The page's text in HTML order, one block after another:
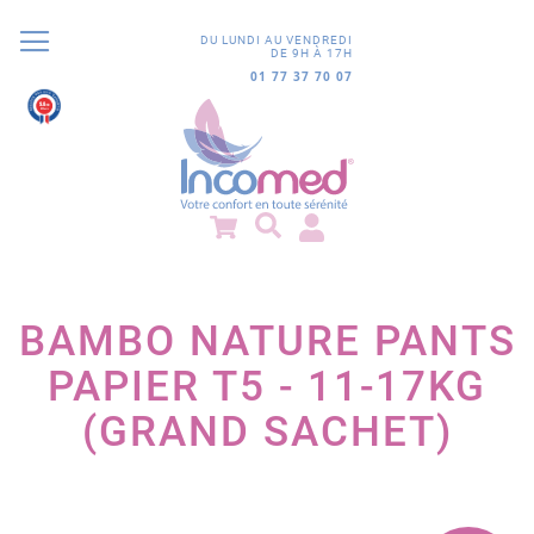
DU LUNDI AU VENDREDI
DE 9H À 17H
01 77 37 70 07
BAMBO NATURE PANTS
PAPIER T5 - 11-17KG
(GRAND SACHET)
9.8/10
852 avis